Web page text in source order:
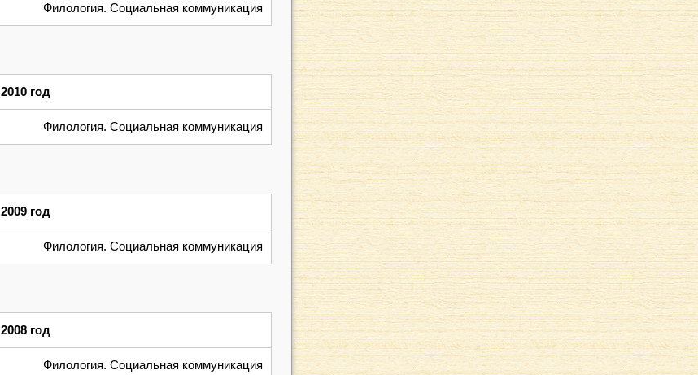
Филология. Социальная коммуникация
2010 год
Филология. Социальная коммуникация
2009 год
Филология. Социальная коммуникация
2008 год
Филология. Социальная коммуникация